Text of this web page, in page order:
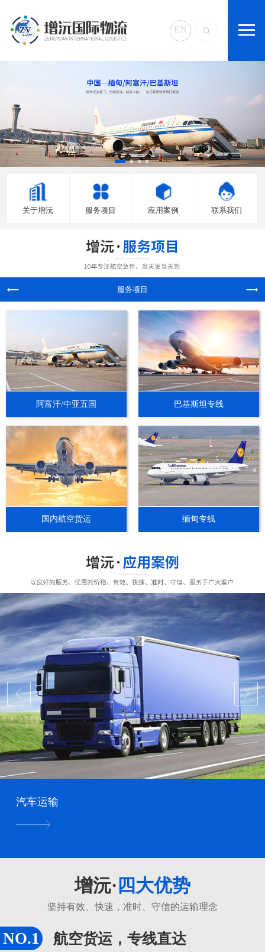
EN
关于增沅 服务项目 应用案例 联系我们
服务项目
阿富汗/中亚五国 巴基斯坦专线
国内航空货运 缅甸专线
汽车运输
增沅· 四大优势
坚持有效、快速，准时、守信的运输理念
航空货运，专线直达